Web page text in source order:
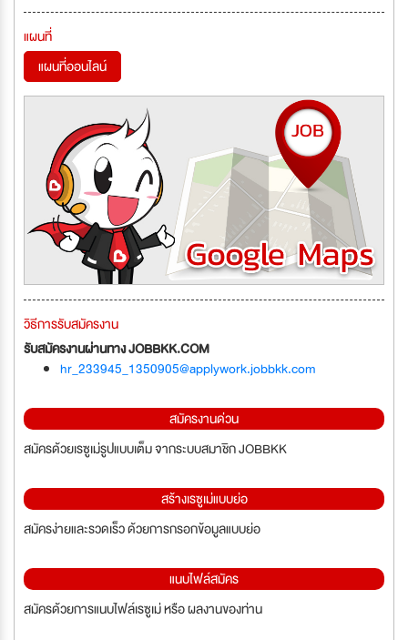
แผนที่
แผนที่ออนไลน์
วิธีการรับสมัครงาน
รับสมัครงานผ่านทาง JOBBKK.COM
hr_233945_1350905@applywork.jobbkk.com
สมัครงานด่วน
สมัครด้วยเรซูเม่รูปแบบเต็ม จากระบบสมาชิก JOBBKK
สร้างเรซูเม่แบบย่อ
สมัครง่ายและรวดเร็ว ด้วยการกรอกข้อมูลแบบย่อ
แนบไฟล์สมัคร
สมัครด้วยการแนบไฟล์เรซูเม่ หรือ ผลงานของท่าน